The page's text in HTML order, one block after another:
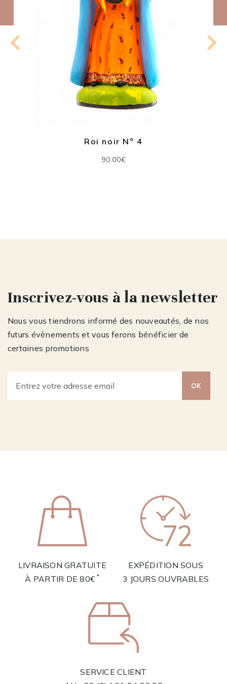
Roi noir N° 4
90.00€
Inscrivez-vous à la newsletter
Nous vous tiendrons informé des nouveautés, de nos
futurs évènements et vous ferons bénéficier de
certaines promotions
OK
LIVRAISON GRATUITE
À PARTIR DE 80€ *
EXPÉDITION SOUS
3 JOURS OUVRABLES
SERVICE CLIENT